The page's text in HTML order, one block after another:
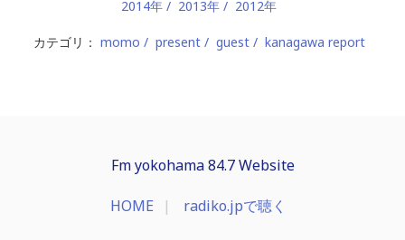
2014年
2013年 2012年
カテゴリ： momo present guest kanagawa report
Fm yokohama 84.7 Website
HOME radiko.jpで聴く